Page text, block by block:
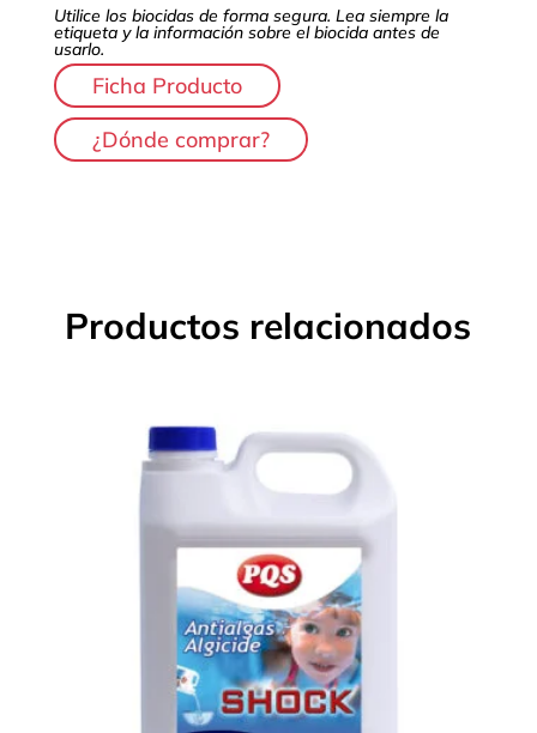
Utilice los biocidas de forma segura. Lea siempre la
etiqueta y la información sobre el biocida antes de
usarlo.
Ficha Producto
¿Dónde comprar?
Productos relacionados